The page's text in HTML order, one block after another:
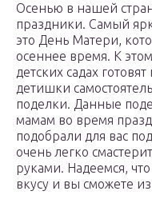
Осенью в нашей
праздники. Самый
это День Матери,
осеннее время. К
детских садах
детишки
поделки. Данные
мамам во время
подобрали для вас
очень легко
руками. Надеемся,
вкусу и вы сможете